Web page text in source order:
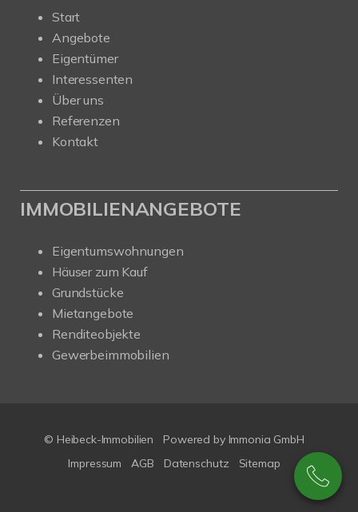
Start
Angebote
Eigentümer
Interessenten
Über uns
Referenzen
Kontakt
IMMOBILIENANGEBOTE
Eigentumswohnungen
Häuser zum Kauf
Grundstücke
Mietangebote
Renditeobjekte
Gewerbeimmobilien
© Heibeck-Immobilien
Powered by Immonia GmbH
Impressum
AGB Datenschutz Sitemap